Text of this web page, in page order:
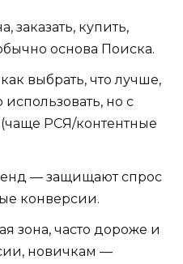
заказать, купить,
основа Поиска.
как выбрать, что лучше,
но с
РСЯ/контентные
— защищают спрос
конверсии.
зона, часто дороже и
новичкам —